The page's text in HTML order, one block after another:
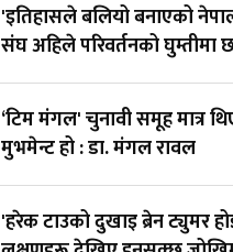
'इतिहासले बलियो बनाएको
संघ अहिले परिवर्तनको घुम्तीमा
‘टिम मंगल' चुनावी समूह मात्र
मुभमेन्ट हो : डा. मंगल रावल
'हरेक टाउको दुखाइ ब्रेन ट्युमर